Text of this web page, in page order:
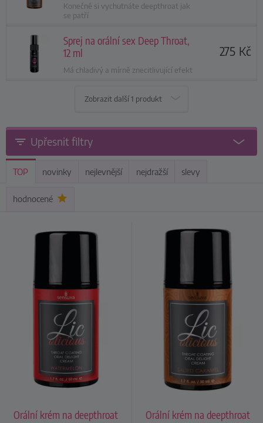
Konečně si vychutnáte deepthroat jak
se patří
Sprej na orální sex Deep Throat,
12 ml
Má chladivý a mírně znecitlivující efekt
275 Kč
Zobrazit další1 produkt
Upřesnit filtry
TOP novinky nejlevnější nejdražší slevy
hodnocené
Orální krém na deepthroat
Orální krém na deepthroat